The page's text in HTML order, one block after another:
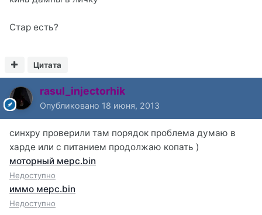
Стар есть?
Цитата
rasul_injectorhik
Опубликовано 18 июня, 2013
синхру проверили там порядок проблема думаю в
харде или с питанием продолжаю копать )
моторный мерс.bin
Недоступно
иммо мерс.bin
Недоступно